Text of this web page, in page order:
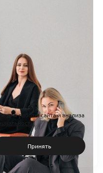
для работы сайта и анализа
Принять